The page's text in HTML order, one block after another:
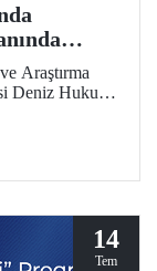
Araştırma
Deniz Hukuku
bilimsel
14
Tem